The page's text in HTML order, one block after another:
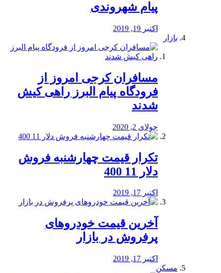
پیام شهروندی
اکتبر 19, 2019
بازار
مسافران کرجی امروز از
فرودگاه پیام البرز راهی کیش
شدند
جولای 2, 2020
تکرار قیمت چهارشنبه فروش
دلار 11 400
اکتبر 17, 2019
آخرین قیمت خودرو‌های
پرفروش در بازار
اکتبر 17, 2019
مسکن